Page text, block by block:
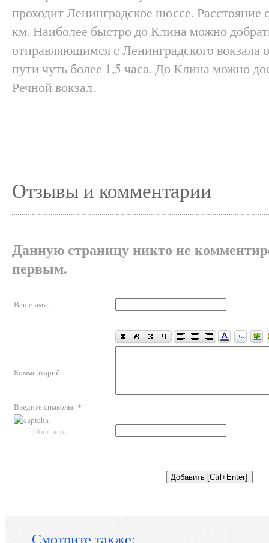
проходит Ленинградское шоссе.
км. Наиболее быстро до Клина можно
отправляющимся с Ленинградского
пути чуть более 1,5 часа. До Клина можно
Речной вокзал.
Отзывы и комментарии
Данную страницу никто не
первым.
Ваше имя:
Комментарий:
Введите символы: *
Обновить
Смотрите также: